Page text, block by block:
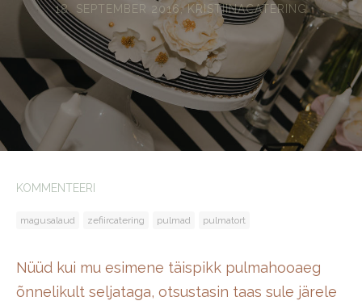
18. SEPTEMBER 2016,KRISTIINACATERING
KOMMENTEERI
magusalaud zefiircatering pulmad pulmatort
Nüüd kui mu esimene täispikk pulmahooaeg
õnnelikult seljataga, otsustasin taas sule järele